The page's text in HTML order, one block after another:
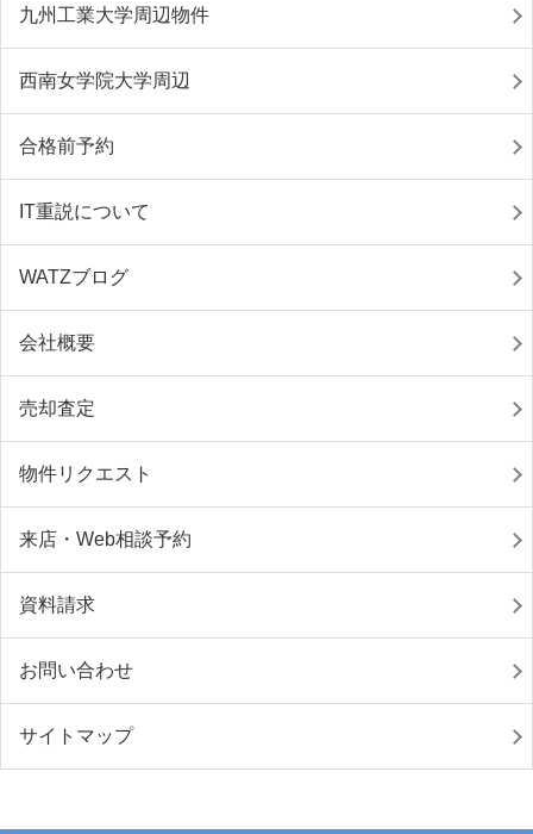
九州工業大学周辺物件
西南女学院大学周辺
合格前予約
IT重説について
WATZブログ
会社概要
売却査定
物件リクエスト
来店・Web相談予約
資料請求
お問い合わせ
サイトマップ